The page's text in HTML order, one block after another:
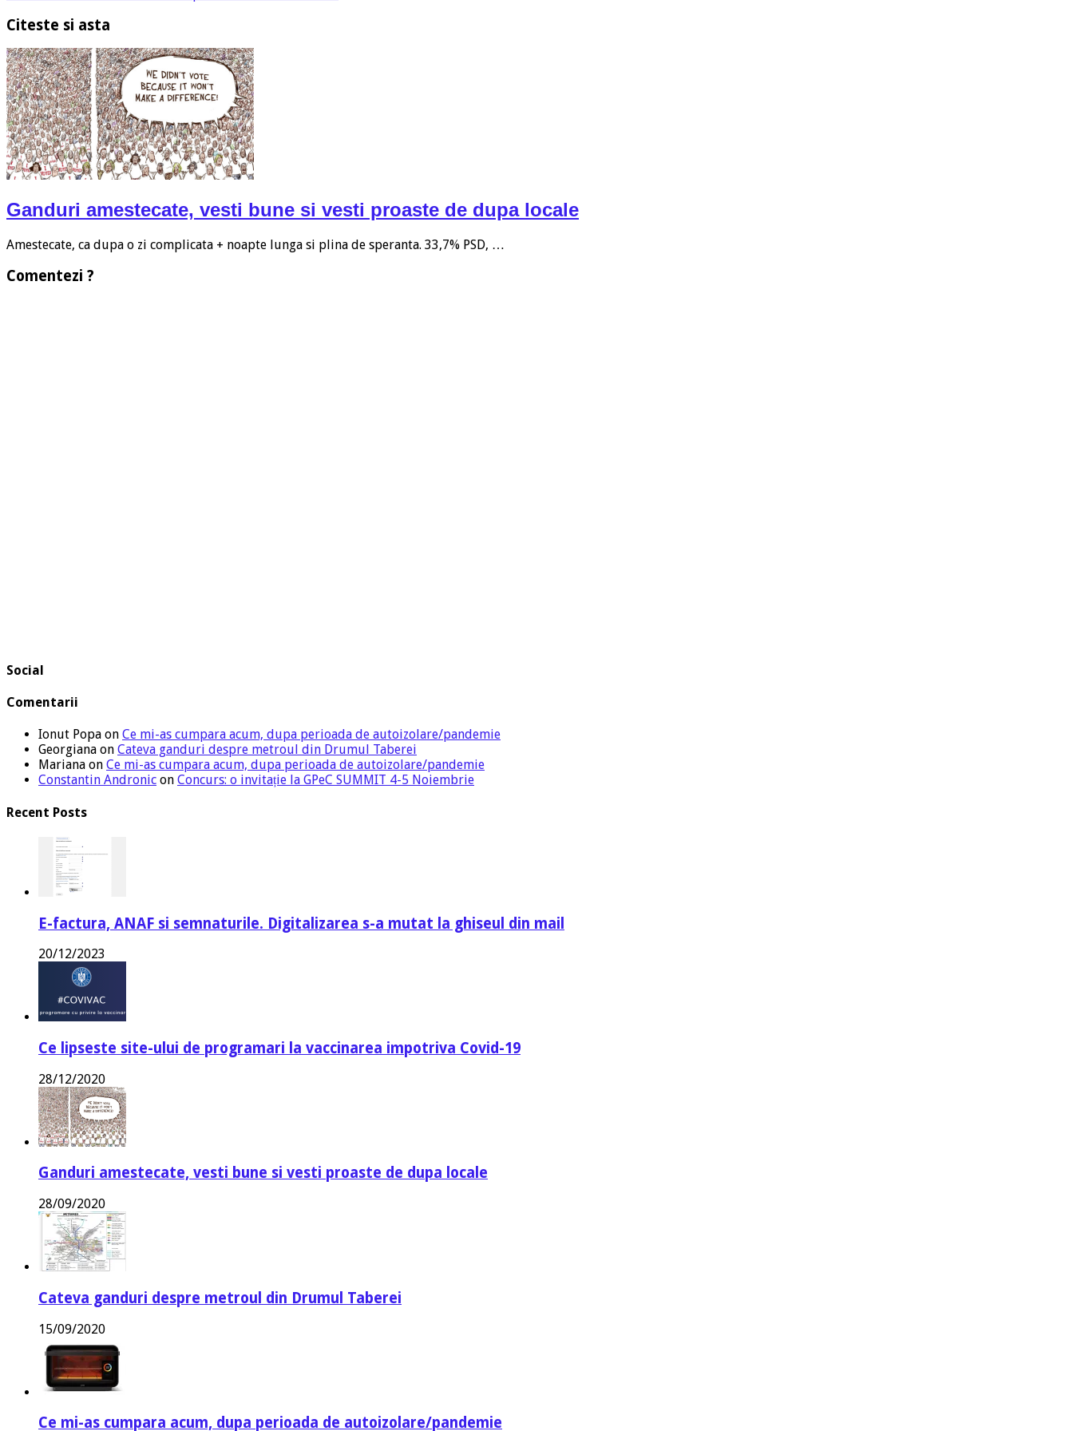
Citeste si asta
Ganduri amestecate, vesti bune si vesti proaste de dupa locale
Amestecate, ca dupa o zi complicata + noapte lunga si plina de speranta. 33,7% PSD, …
Comentezi ?
Social
Comentarii
Ionut Popa on Ce mi-as cumpara acum, dupa perioada de autoizolare/pandemie
Georgiana on Cateva ganduri despre metroul din Drumul Taberei
Mariana on Ce mi-as cumpara acum, dupa perioada de autoizolare/pandemie
Constantin Andronic on Concurs: o invitație la GPeC SUMMIT 4-5 Noiembrie
Recent Posts
E-factura, ANAF si semnaturile. Digitalizarea s-a mutat la ghiseul din mail
20/12/2023
Ce lipseste site-ului de programari la vaccinarea impotriva Covid-19
28/12/2020
Ganduri amestecate, vesti bune si vesti proaste de dupa locale
28/09/2020
Cateva ganduri despre metroul din Drumul Taberei
15/09/2020
Ce mi-as cumpara acum, dupa perioada de autoizolare/pandemie